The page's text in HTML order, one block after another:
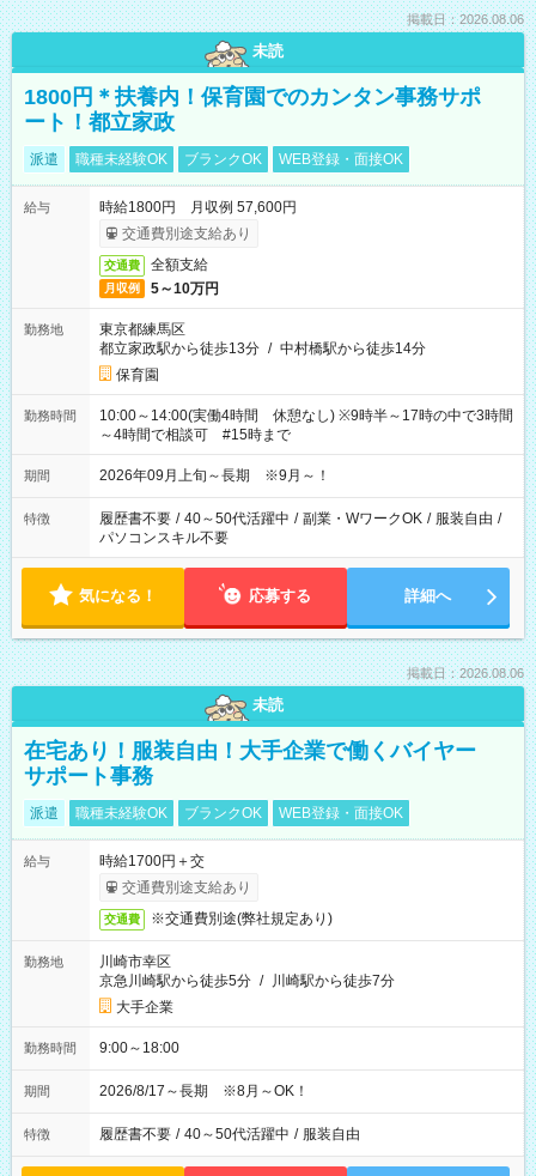
掲載日：2026.08.06
未読
1800円＊扶養内！保育園でのカンタン事務サポ
ート！都立家政
派遣 職種未経験OK ブランクOK WEB登録・面接OK
給与
時給1800円 月収例 57,600円
交通費別途支給あり
交通費 全額支給
月収例 5～10万円
勤務地
東京都練馬区
都立家政駅から徒歩13分 / 中村橋駅から徒歩14分
保育園
勤務時間
10:00～14:00(実働4時間 休憩なし) ※9時半～17時の中で3時間
～4時間で相談可 #15時まで
期間 2026年09月上旬～長期 ※9月～！
特徴 履歴書不要 / 40～50代活躍中 / 副業・WワークOK / 服装自由 /
パソコンスキル不要
気になる！ 応募する 詳細へ
掲載日：2026.08.06
未読
在宅あり！服装自由！大手企業で働くバイヤー
サポート事務
派遣 職種未経験OK ブランクOK WEB登録・面接OK
給与
時給1700円＋交
交通費別途支給あり
交通費 ※交通費別途(弊社規定あり)
勤務地
川崎市幸区
京急川崎駅から徒歩5分 / 川崎駅から徒歩7分
大手企業
勤務時間 9:00～18:00
期間 2026/8/17～長期 ※8月～OK！
特徴 履歴書不要 / 40～50代活躍中 / 服装自由